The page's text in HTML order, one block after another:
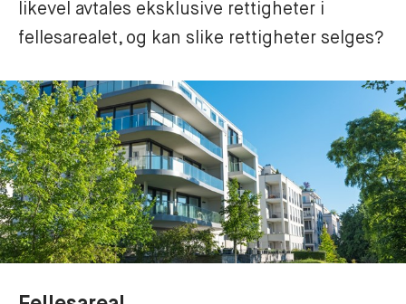
likevel avtales eksklusive rettigheter i
fellesarealet, og kan slike rettigheter selges?